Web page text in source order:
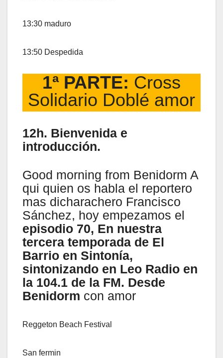
13:30 maduro
13:50 Despedida
1ª PARTE: Cross
Solidario Doblé amor
12h. Bienvenida e
introducción.
Good morning from Benidorm A
qui quien os habla el reportero
mas dicharachero Francisco
Sánchez, hoy empezamos el
episodio 70, En nuestra
tercera temporada de El
Barrio en Sintonía,
sintonizando en Leo Radio en
la 104.1 de la FM. Desde
Benidorm con amor
Reggeton Beach Festival
San fermin